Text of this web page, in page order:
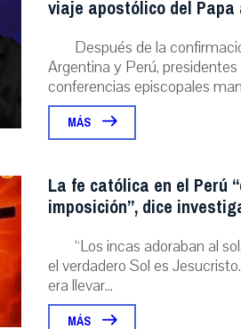
viaje apostólico del
Después de la
Argentina y Perú,
conferencias episcopales
MÁS
La fe católica en el Perú
imposición”, dice
“Los incas adoraban al
el verdadero Sol es
era llevar...
MÁS